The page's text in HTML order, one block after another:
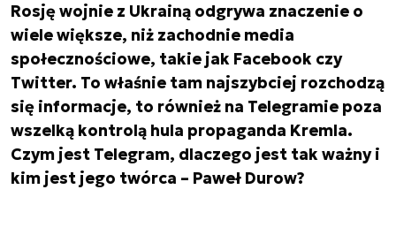
Rosję wojnie z Ukrainą odgrywa znaczenie o
wiele większe, niż zachodnie media
społecznościowe, takie jak Facebook czy
Twitter. To właśnie tam najszybciej rozchodzą
się informacje, to również na Telegramie poza
wszelką kontrolą hula propaganda Kremla.
Czym jest Telegram, dlaczego jest tak ważny i
kim jest jego twórca – Paweł Durow?